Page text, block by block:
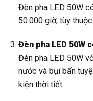
Đèn pha LED 50W
50.000 giờ, tùy
Đèn pha LED 50W
Đèn pha LED 50W
nước và bụi bẩn
kiện thời tiết.